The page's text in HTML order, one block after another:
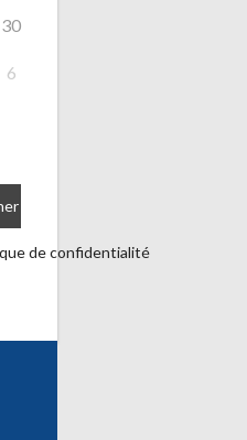
30
6
de confidentialité